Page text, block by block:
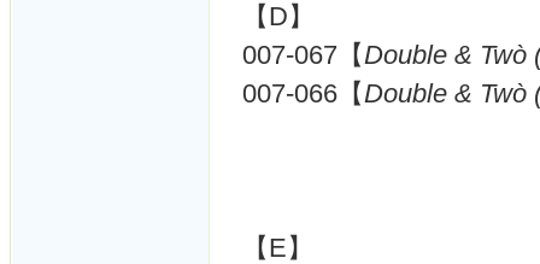
【D】
007-067【Double & Twò
007-066【Double & Twò
【E】